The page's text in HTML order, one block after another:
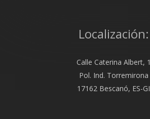
Localización:
Calle Caterina Albert, 1
Pol. Ind. Torremirona
17162 Bescanó, ES-GI